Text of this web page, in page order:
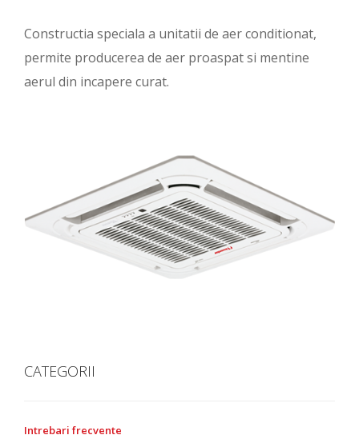
Constructia speciala a unitatii de aer conditionat,
permite producerea de aer proaspat si mentine
aerul din incapere curat.
CATEGORII
Intrebari frecvente